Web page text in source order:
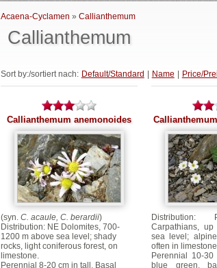
Callianthemum
Acaena-Cyclamen » Callianthemum
Sort by:/sortiert nach: Default/Standard Name Price/
Callianthemum anemonoides
(syn. C. acaule, C. berardii)
Distribution: NE Dolomites, 700-
1200 m above sea level; shady
rocks, light coniferous forest, on
limestone.
Perennial 8-20 cm in tall. Basal
Distribution:
Carpathians,
sea level;
often in
Perennial 10-
blue green,